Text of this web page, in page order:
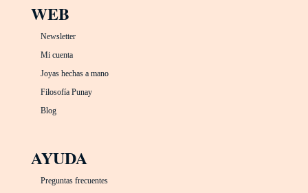
WEB
Newsletter
Mi cuenta
Joyas hechas a mano
Filosofía Punay
Blog
AYUDA
Preguntas frecuentes